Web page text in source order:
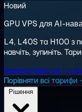
Новий
GPU VPS для AI-
L4, L40S та H100 з
навчіть, зупиніть.
Безкоштовно на 1
Порівняти всі тарифи